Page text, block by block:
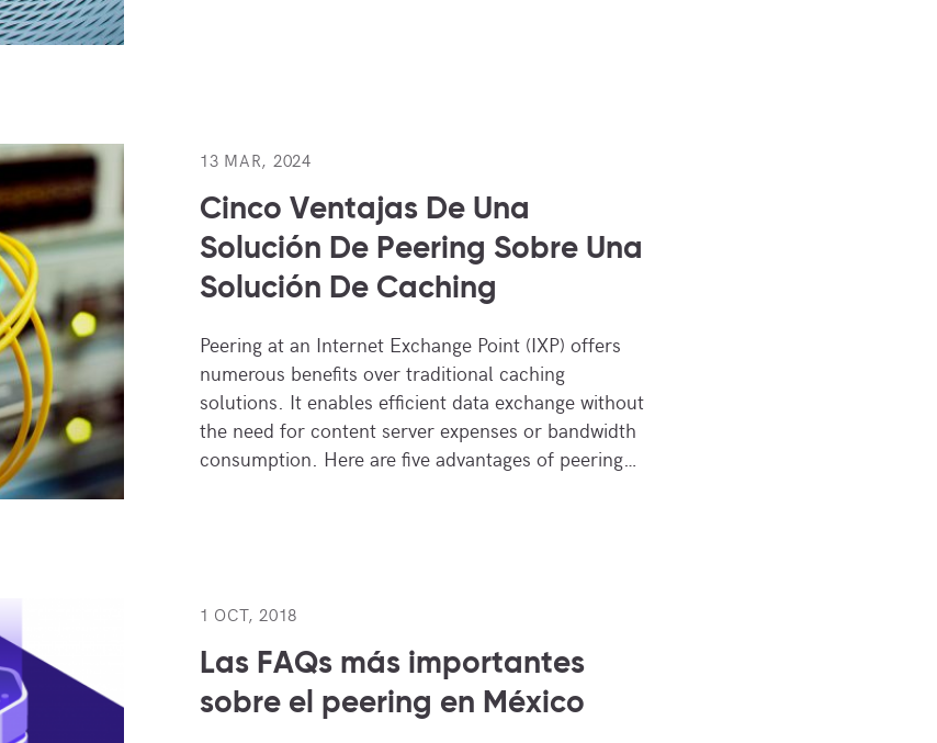
13 MAR, 2024
Cinco Ventajas De Una
Solución De Peering Sobre Una
Solución De Caching
Peering at an Internet Exchange Point (IXP) offers
numerous benefits over traditional caching
solutions. It enables efficient data exchange without
the need for content server expenses or bandwidth
consumption. Here are five advantages of peering…
1 OCT, 2018
Las FAQs más importantes
sobre el peering en México